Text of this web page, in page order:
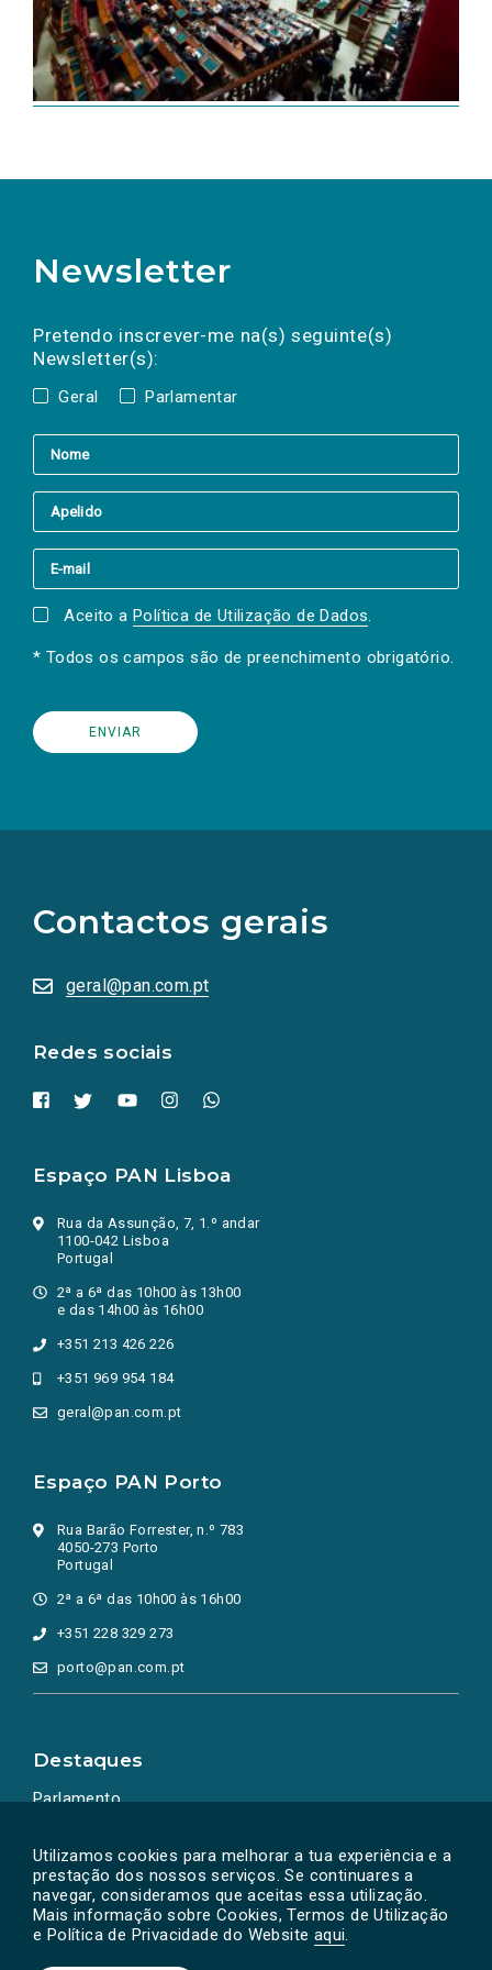
Utilizamos cookies para melhorar a tua experiência e a
prestação dos nossos serviços. Se continuares a
navegar, consideramos que aceitas essa utilização.
Mais informação sobre Cookies, Termos de Utilização
e Política de Privacidade do Website aqui.
Newsletter
Pretendo inscrever-me na(s) seguinte(s)
Newsletter(s):
Geral Parlamentar
a(s) newsletter(s).
mail
Aceito a Política de Utilização de Dados.
* Todos os campos são de preenchimento obrigatório.
Contactos gerais
geral@pan.com.pt
Redes sociais
redes
sociais
numa
nova
Espaço PAN Lisboa
Rua da Assunção, 7, 1.º andar
1100-042 Lisboa
Portugal
2ª a 6ª das 10h00 às 13h00
e das 14h00 às 16h00
+351 213 426 226
+351 969 954 184
geral@pan.com.pt
Espaço PAN Porto
Rua Barão Forrester, n.º 783
4050-273 Porto
Portugal
2ª a 6ª das 10h00 às 16h00
+351 228 329 273
porto@pan.com.pt
Destaques
Parlamento